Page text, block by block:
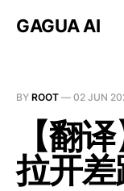
GAGUA AI
BY ROOT — 02 JUN
【翻
拉开